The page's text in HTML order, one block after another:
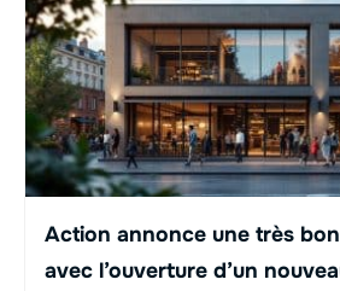
Action annonce une très
avec l’ouverture d’un